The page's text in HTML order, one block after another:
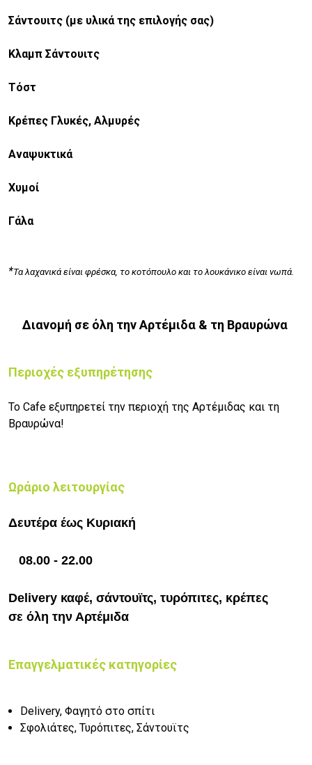
Σάντουιτς (με υλικά της επιλογής σας)
Κλαμπ Σάντουιτς
Τόστ
Κρέπες Γλυκές, Αλμυρές
Αναψυκτικά
Χυμοί
Γάλα
*Τα λαχανικά είναι φρέσκα, το κοτόπουλο και το λουκάνικο είναι νωπά.
Διανομή σε όλη την Αρτέμιδα & τη Βραυρώνα
Περιοχές εξυπηρέτησης
Το Cafe εξυπηρετεί την περιοχή της Αρτέμιδας και τη
Βραυρώνα!
Ωράριο λειτουργίας
Δευτέρα έως Κυριακή
08.00 - 22.00
Delivery καφέ, σάντουϊτς, τυρόπιτες, κρέπες
σε όλη την Αρτέμιδα
Επαγγελματικές κατηγορίες
Delivery, Φαγητό στο σπίτι
Σφολιάτες, Τυρόπιτες, Σάντουϊτς